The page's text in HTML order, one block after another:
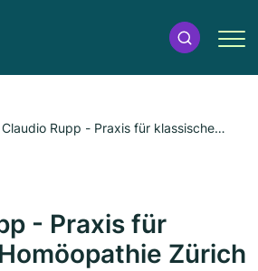
Claudio Rupp - Praxis für klassische
- Praxis für
Zürich